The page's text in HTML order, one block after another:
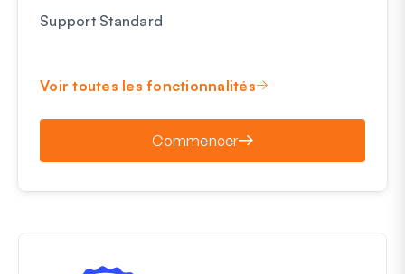
Support Standard
Voir toutes les fonctionnalités
Commencer